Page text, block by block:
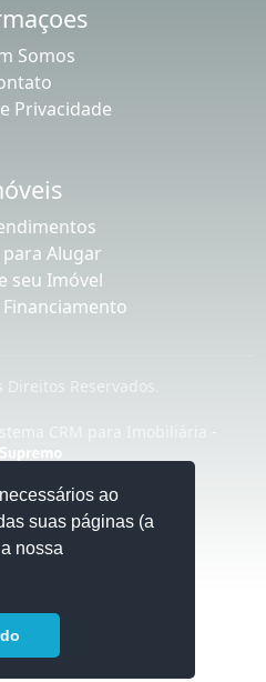
ao
suas páginas (a
nossa
Somos
Privacidade
Alugar
seu Imóvel
Direitos Reservados.
-